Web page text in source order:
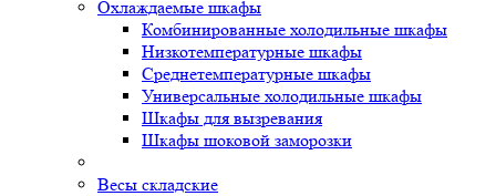
Охлаждаемые шкафы
Комбинированные холодильные шкафы
Низкотемпературные шкафы
Среднетемпературные шкафы
Универсальные холодильные шкафы
Шкафы для вызревания
Шкафы шоковой заморозки
Весы складские